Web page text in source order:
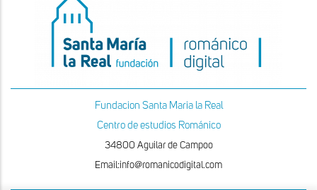
Fundacion Santa Maria la Real
Centro de estudios Románico
34800 Aguilar de Campoo
Email:info@romanicodigital.com